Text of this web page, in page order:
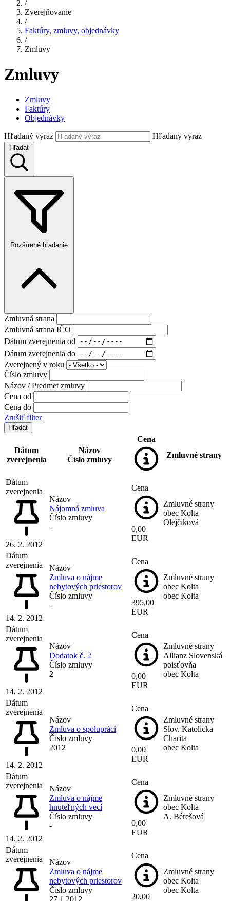
/
Zverejňovanie
/
Faktúry, zmluvy, objednávky
/
Zmluvy
Zmluvy
Zmluvy
Faktúry
Objednávky
Hľadaný výraz Hľadaný výraz
Hľadať
Rozšírené hľadanie
Zmluvná strana
Zmluvná strana IČO
Dátum zverejnenia od
Dátum zverejnenia do
Zverejnený v roku
Číslo zmluvy
Názov / Predmet zmluvy
Cena od
Cena do
Zrušiť filter
Dátum
zverejnenia
Názov
Číslo zmluvy
Cena
Zmluvné strany
Dátum
zverejnenia
26. 2. 2012
Názov
Nájomná zmluva
Číslo zmluvy
-
Cena
0,00
EUR
Zmluvné strany
obec Kolta
Olejčíková
Dátum
zverejnenia
14. 2. 2012
Názov
Zmluva o nájme
nebytových priestorov
Číslo zmluvy
-
Cena
395,00
EUR
Zmluvné strany
obec Kolta
obec Kolta
Dátum
zverejnenia
14. 2. 2012
Názov
Dodatok č. 2
Číslo zmluvy
2
Cena
0,00
EUR
Zmluvné strany
Allianz Slovenská
poisťovňa
obec Kolta
Dátum
zverejnenia
14. 2. 2012
Názov
Zmluva o spolupráci
Číslo zmluvy
2012
Cena
0,00
EUR
Zmluvné strany
Slov. Katolícka
Charita
obec Kolta
Dátum
zverejnenia
14. 2. 2012
Názov
Zmluva o nájme
hnuteľných vecí
Číslo zmluvy
-
Cena
0,00
EUR
Zmluvné strany
obec Kolta
A. Bérešová
Dátum
zverejnenia
Názov
Zmluva o nájme
nebytových priestorov
Číslo zmluvy
27.1.2012
Cena
20,00
Zmluvné strany
obec Kolta
obec Kolta